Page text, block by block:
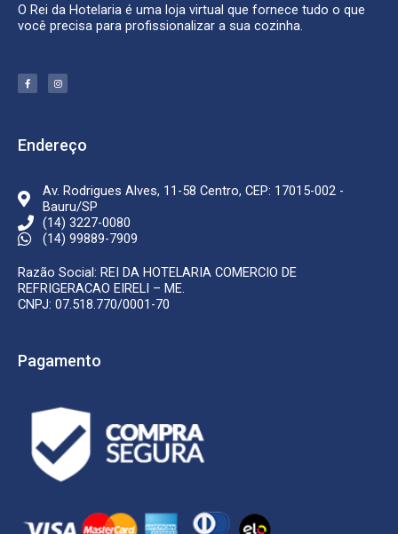
O Rei da Hotelaria é uma loja virtual que fornece tudo o que
você precisa para profissionalizar a sua cozinha.
F
a
c
k
-
n
s
m
Endereço
Av. Rodrigues Alves, 11-58 Centro, CEP: 17015-002 -
Bauru/SP
(14) 3227-0080
(14) 99889-7909
Razão Social: REI DA HOTELARIA COMERCIO DE
REFRIGERACAO EIRELI – ME.
CNPJ: 07.518.770/0001-70
Pagamento